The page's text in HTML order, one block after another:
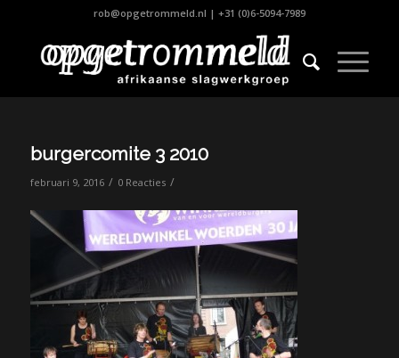
rob@opgetrommeld.nl | +31 (0)6-5094-7989
burgercomite 3 2010
februari 9, 2016 / 0 Reacties /